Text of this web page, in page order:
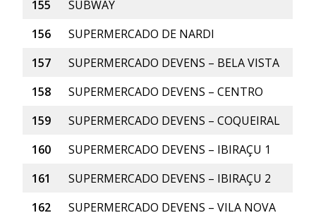
155
SUBWAY
156
SUPERMERCADO DE NARDI
157
SUPERMERCADO DEVENS – BELA VISTA
158
SUPERMERCADO DEVENS – CENTRO
159
SUPERMERCADO DEVENS – COQUEIRAL
160
SUPERMERCADO DEVENS – IBIRAÇU 1
161
SUPERMERCADO DEVENS – IBIRAÇU 2
162
SUPERMERCADO DEVENS – VILA NOVA